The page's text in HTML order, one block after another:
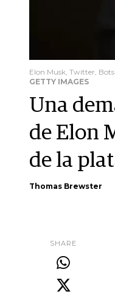
Elon Musk, Twitter, Bots
GETTY IMAGES
Una
de Elon
de la
Thomas Brewster
SHARE